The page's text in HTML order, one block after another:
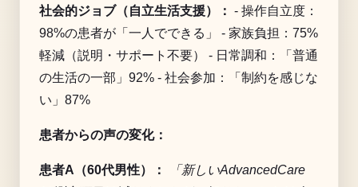
社会的ジョブ（自立生活支援）： - 操作自立度：
98%の患者が「一人でできる」 - 家族負担：75%
軽減（説明・サポート不要） - 日常調和：「普通
の生活の一部」92% - 社会参加：「制約を感じな
い」87%
患者からの声の変化：
患者A（60代男性）：
「新しいAdvancedCare